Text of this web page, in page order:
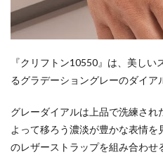
『クリフトン10550』は、美し
るグラデーショングレーのダイア
グレーダイアルは上品で洗練され
よって移ろう濃淡が豊かな表情
のレザーストラップを組み合わ